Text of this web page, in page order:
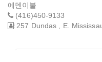
에덴이불
(416)450-9133
257 Dundas , E.